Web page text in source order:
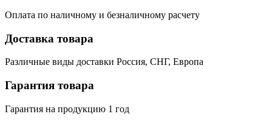
Оплата по наличному и безналичному расчету
Доставка товара
Различные виды доставки Россия, СНГ, Европа
Гарантия товара
Гарантия на продукцию 1 год